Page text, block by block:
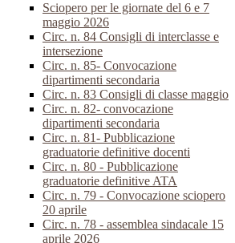
Sciopero per le giornate del 6 e 7
maggio 2026
Circ. n. 84 Consigli di interclasse e
intersezione
Circ. n. 85- Convocazione
dipartimenti secondaria
Circ. n. 83 Consigli di classe maggio
Circ. n. 82- convocazione
dipartimenti secondaria
Circ. n. 81- Pubblicazione
graduatorie definitive docenti
Circ. n. 80 - Pubblicazione
graduatorie definitive ATA
Circ. n. 79 - Convocazione sciopero
20 aprile
Circ. n. 78 - assemblea sindacale 15
aprile 2026